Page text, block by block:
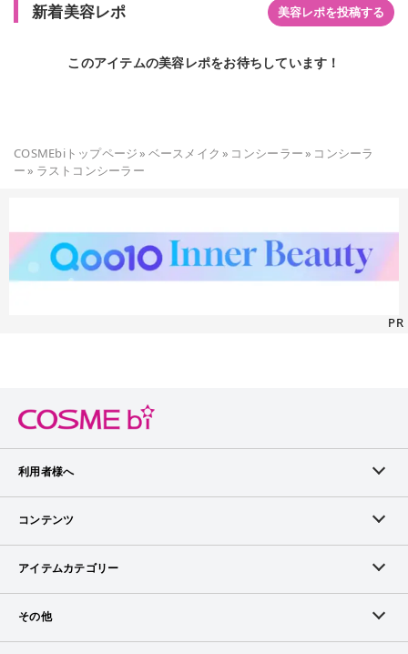
新着美容レポ 美容レポを投稿する
このアイテムの美容レポをお待ちしています！
COSMEbiトップページ» ベースメイク » コンシーラー» コンシーラ
ー» ラストコンシーラー
PR
利用者様へ
メンバーログイン
メンバー会員について
アイテム掲載リクエスト
コンテンツ
ランキング
ブランドから探す
アイテムカテゴリー
スキンケア
その他